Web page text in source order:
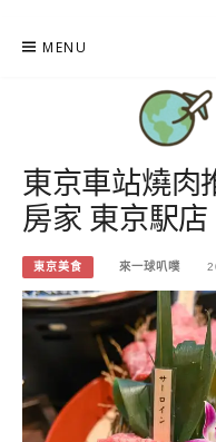
MENU
來一球叭噗
分享日本自助部落格
東京車站燒肉
房家 東京駅
東京美食 來一球叭噗